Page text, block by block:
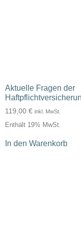
Aktuelle Fragen der
119,00 € inkl. MwSt.
Enthält 19% MwSt.
In den Warenkorb